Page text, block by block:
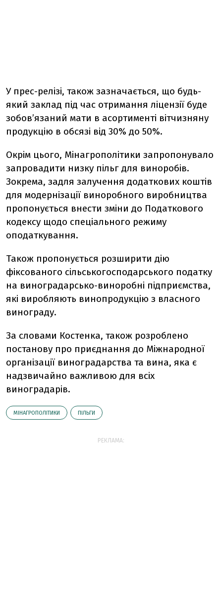
У прес-релізі, також зазначається, що будь-
який заклад під час отримання ліцензії буде
зобов’язаний мати в асортименті вітчизняну
продукцію в обсязі від 30% до 50%.
Окрім цього, Мінагрополітики запропонувало
запровадити низку пільг для виноробів.
Зокрема, задля залучення додаткових коштів
для модернізації виноробного виробництва
пропонується внести зміни до Податкового
кодексу щодо спеціального режиму
оподаткування.
Також пропонується розширити дію
фіксованого сільськогосподарського податку
на виноградарсько-виноробні підприємства,
які виробляють винопродукцію з власного
винограду.
За словами Костенка, також розроблено
постанову про приєднання до Міжнародної
організації виноградарства та вина, яка є
надзвичайно важливою для всіх
виноградарів.
МІНАГРОПОЛІТИКИ ПІЛЬГИ
РЕКЛАМА: